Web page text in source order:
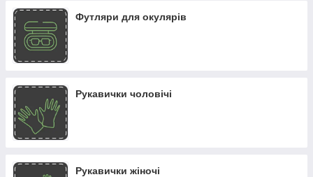
Футляри для окулярів
Рукавички чоловічі
Рукавички жіночі